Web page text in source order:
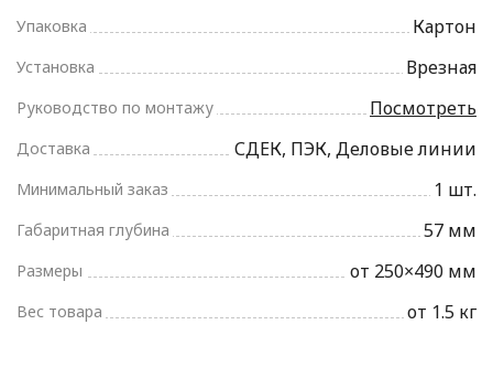
Упаковка Картон
Установка Врезная
Руководство по монтажу Посмотреть
Доставка СДЕК, ПЭК, Деловые линии
Минимальный заказ 1 шт.
Габаритная глубина 57 мм
Размеры от 250×490 мм
Вес товара от 1.5 кг